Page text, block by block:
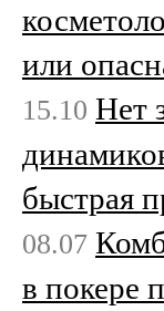
или
15.10 Нет
быстрая
08.07
в покере